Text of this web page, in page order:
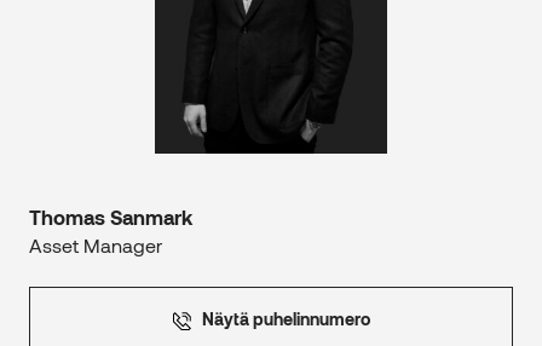
Thomas Sanmark
Asset Manager
Näytä puhelinnumero